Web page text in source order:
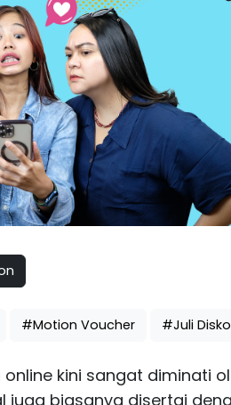
#Motion Voucher #Juli
kini sangat diminati
juga biasanya disertai